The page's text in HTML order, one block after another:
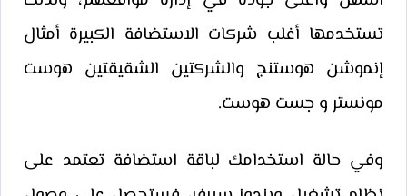
تستخدمها أغلب شركات الاستضافة الكبيرة أمثال
إنموشن هوستنج والشركتين الشقيقتين هوست
مونستر و جست هوست.
وفي حالة استخدامك لباقة استضافة تعتمد على